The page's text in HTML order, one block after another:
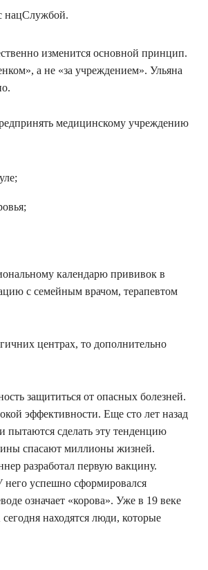
нацСлужбой.
изменится основной принцип.
а не «за учреждением». Ульяна
медицинскому учреждению
календарю прививок в
с семейным врачом, терапевтом
центрах, то дополнительно
защититься от опасных болезней.
эффективности. Еще сто лет назад
пытаются сделать эту тенденцию
спасают миллионы жизней.
разработал первую вакцину.
него успешно сформировался
означает «корова». Уже в 19 веке
находятся люди, которые